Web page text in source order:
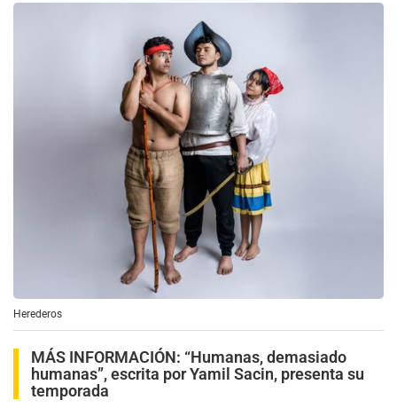
Herederos
MÁS INFORMACIÓN: “Humanas, demasiado
humanas”, escrita por Yamil Sacin, presenta su
temporada